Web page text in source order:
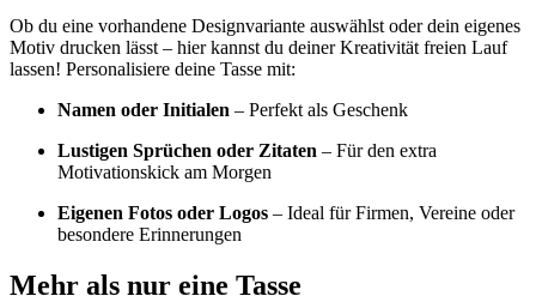
Ob du eine vorhandene Designvariante auswählst oder dein eigenes
Motiv drucken lässt – hier kannst du deiner Kreativität freien Lauf
lassen! Personalisiere deine Tasse mit:
Namen oder Initialen – Perfekt als Geschenk
Lustigen Sprüchen oder Zitaten – Für den extra
Motivationskick am Morgen
Eigenen Fotos oder Logos – Ideal für Firmen, Vereine oder
besondere Erinnerungen
Mehr als nur eine Tasse